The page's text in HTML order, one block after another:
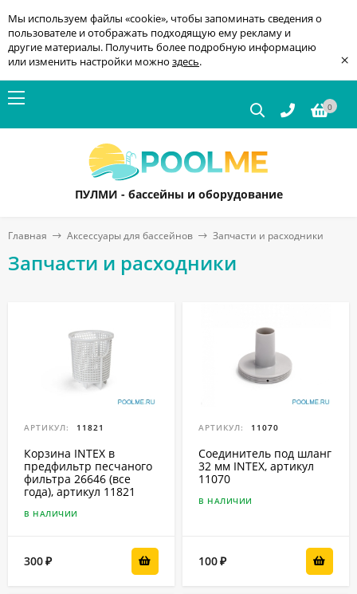
Мы используем файлы «cookie», чтобы запоминать сведения о
пользователе и отображать подходящую ему рекламу и
другие материалы. Получить более подробную информацию
или изменить настройки можно здесь. ×
0
ПУЛМИ - бассейны и оборудование
Главная Аксессуары для бассейнов Запчасти и расходники
Запчасти и расходники
АРТИКУЛ: 11821
Корзина INTEX в
предфильтр песчаного
фильтра 26646 (все
года), артикул 11821
В НАЛИЧИИ
300₽
АРТИКУЛ: 11070
Соединитель под шланг
32 мм INTEX, артикул
11070
В НАЛИЧИИ
100₽